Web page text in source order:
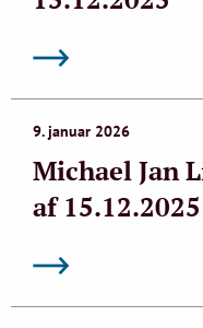
9. januar 2026
Michael Jan
af 15.12.2025